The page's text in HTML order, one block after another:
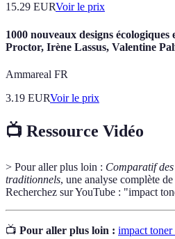
15.29 EURVoir le prix
1000 nouveaux designs
Proctor, Irène Lassus, Valentine
Ammareal FR
3.19 EURVoir le prix
📺 Ressource Vidéo
> Pour aller plus loin : Comparatif
traditionnels, une analyse complète
Recherchez sur YouTube : "impact
📺 Pour aller plus loin : impact